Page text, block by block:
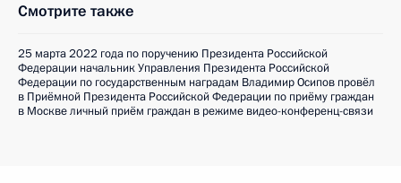
Смотрите также
25 марта 2022 года по поручению Президента Российской
Федерации начальник Управления Президента Российской
Федерации по государственным наградам Владимир Осипов провёл
в Приёмной Президента Российской Федерации по приёму граждан
в Москве личный приём граждан в режиме видео-конференц-связи